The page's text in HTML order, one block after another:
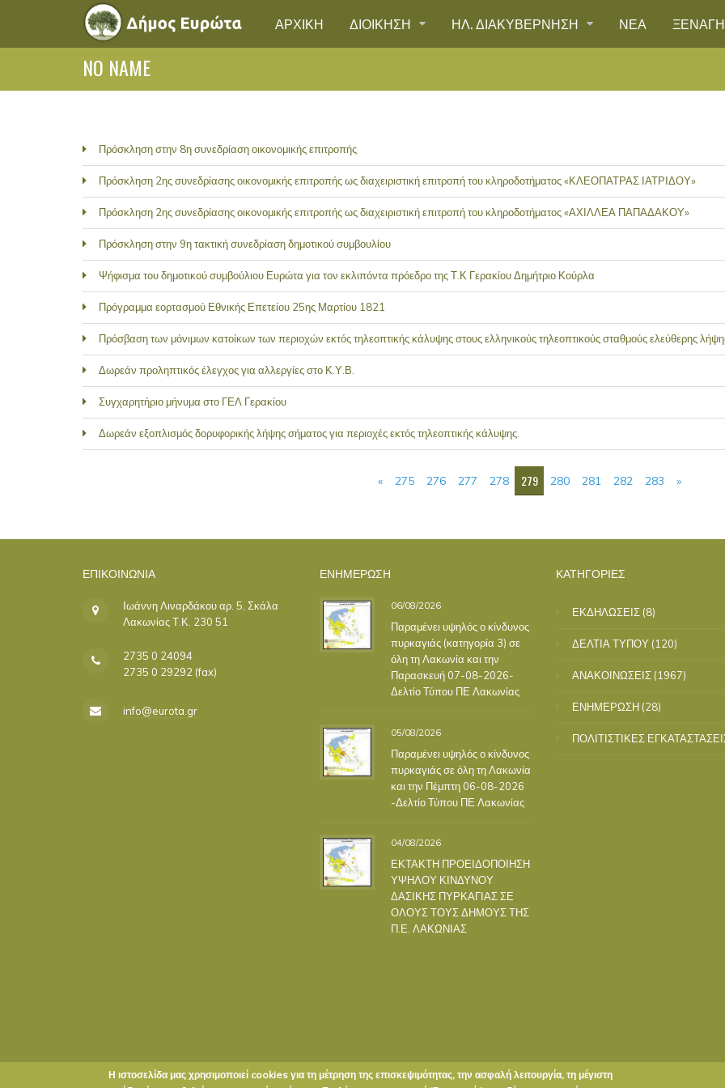
ΑΡΧΙΚΗ ΔΙΟΙΚΗΣΗ ΗΛ. ΔΙΑΚΥΒΕΡΝΗΣΗ ΝΕΑ
NO NAME
Πρόσκληση στην 8η συνεδρίαση οικονομικής επιτροπής
Πρόσκληση 2ης συνεδρίασης οικονομικής επιτροπής ως διαχειριστική επιτροπή του κληροδοτήματος «ΚΛΕΟΠΑΤΡΑΣ ΙΑΤΡΙΔΟΥ»
Πρόσκληση 2ης συνεδρίασης οικονομικής επιτροπής ως διαχειριστική επιτροπή του κληροδοτήματος «ΑΧΙΛΛΕΑ ΠΑΠΑΔΑΚΟΥ»
Πρόσκληση στην 9η τακτική συνεδρίαση δημοτικού συμβουλίου
Ψήφισμα του δημοτικού συμβούλιου Ευρώτα για τον εκλιπόντα πρόεδρο της Τ.Κ Γερακίου Δημήτριο Κούρλα
Πρόγραμμα εορτασμού Εθνικής Επετείου 25ης Μαρτίου 1821
Πρόσβαση των μόνιμων κατοίκων των περιοχών εκτός τηλεοπτικής κάλυψης στους ελληνικούς τηλεοπτικούς σταθμούς ελεύθερης
Δωρεάν προληπτικός έλεγχος για αλλεργίες στο Κ.Υ.Β.
Συγχαρητήριο μήνυμα στο ΓΕΛ Γερακίου
Δωρεάν εξοπλισμός δορυφορικής λήψης σήματος για περιοχές εκτός τηλεοπτικής κάλυψης.
« 275 276 277 278 279 280 281 282 283 »
ΕΠΙΚΟΙΝΩΝΊΑ
Ιωάννη Λιναρδάκου αρ. 5, Σκάλα
Λακωνίας Τ.Κ. 230 51
2735 0 24094
2735 0 29292 (fax)
info@eurota.gr
ΕΝΗΜΕΡΩΣΗ
06/08/2026
Παραμένει υψηλός ο κίνδυνος
πυρκαγιάς (κατηγορία 3) σε
όλη τη Λακωνία και την
Παρασκευή 07-08-2026-
Δελτίο Τύπου ΠΕ Λακωνίας
05/08/2026
Παραμένει υψηλός ο κίνδυνος
πυρκαγιάς σε όλη τη Λακωνία
και την Πέμπτη 06-08-2026
-Δελτίο Τύπου ΠΕ Λακωνίας
04/08/2026
ΕΚΤΑΚΤΗ ΠΡΟΕΙΔΟΠΟΙΗΣΗ
ΥΨΗΛΟΥ ΚΙΝΔΥΝΟΥ
ΔΑΣΙΚΗΣ ΠΥΡΚΑΓΙΑΣ ΣΕ
ΟΛΟΥΣ ΤΟΥΣ ΔΗΜΟΥΣ ΤΗΣ
Π.Ε. ΛΑΚΩΝΙΑΣ
ΚΑΤΗΓΟΡΙΕΣ
ΕΚΔΗΛΩΣΕΙΣ (8)
ΔΕΛΤΙΑ ΤΥΠΟΥ (120)
ΑΝΑΚΟΙΝΩΣΕΙΣ (1967)
ΕΝΗΜΕΡΩΣΗ (28)
ΠΟΛΙΤΙΣΤΙΚΕΣ
Η ιστοσελίδα μας χρησιμοποιεί cookies για τη μέτρηση της επισκεψιμότητας, την ασφαλή λειτουργία, τη μέγιστη